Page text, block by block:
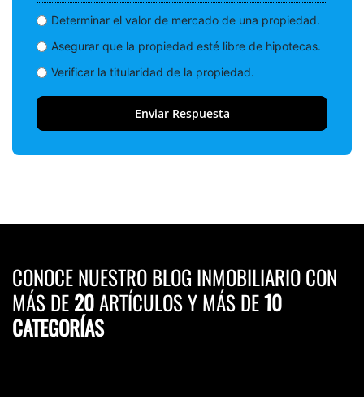
Determinar el valor de mercado de una propiedad.
Asegurar que la propiedad esté libre de hipotecas.
Verificar la titularidad de la propiedad.
CONOCE NUESTRO BLOG INMOBILIARIO CON
MÁS DE20ARTÍCULOS Y MÁS DE10
CATEGORÍAS